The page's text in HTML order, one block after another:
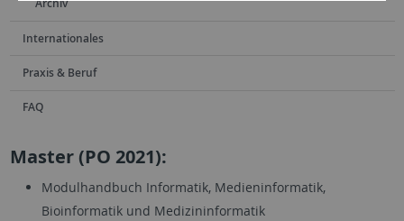
Archiv
Internationales
Praxis & Beruf
FAQ
Master (PO 2021):
Modulhandbuch Informatik, Medieninformatik,
Bioinformatik und Medizininformatik